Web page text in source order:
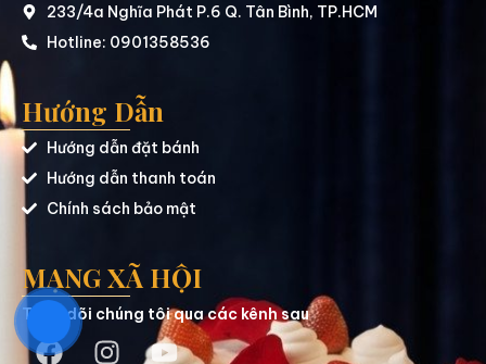
233/4a Nghĩa Phát P.6 Q. Tân Bình, TP.HCM
Hotline: 0901358536
Hướng Dẫn
Hướng dẫn đặt bánh
Hướng dẫn thanh toán
Chính sách bảo mật
MẠNG XÃ HỘI
Theo dõi chúng tôi qua các kênh sau